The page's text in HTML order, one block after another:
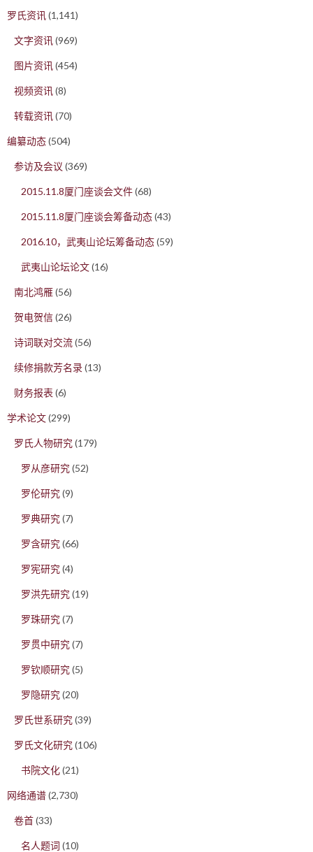
罗氏资讯(1,141)
文字资讯(969)
图片资讯(454)
视频资讯(8)
转载资讯(70)
编纂动态(504)
参访及会议 (369)
2015.11.8厦门座谈会文件(68)
2015.11.8厦门座谈会筹备动态(43)
2016.10，武夷山论坛筹备动态(59)
武夷山论坛论文(16)
南北鸿雁(56)
贺电贺信(26)
诗词联对交流(56)
续修捐款芳名录(13)
财务报表 (6)
学术论文(299)
罗氏人物研究(179)
罗从彦研究(52)
罗伦研究(9)
罗典研究(7)
罗含研究(66)
罗宪研究(4)
罗洪先研究(19)
罗珠研究(7)
罗贯中研究(7)
罗钦顺研究(5)
罗隐研究(20)
罗氏世系研究(39)
罗氏文化研究(106)
书院文化(21)
网络通谱(2,730)
卷首(33)
名人题词 (10)